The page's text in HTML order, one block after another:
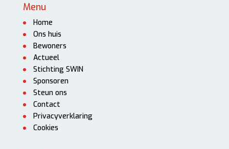
Menu
Home
Ons huis
Bewoners
Actueel
Stichting SWIN
Sponsoren
Steun ons
Contact
Privacyverklaring
Cookies